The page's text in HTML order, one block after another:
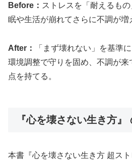
Before： ストレスを「耐えるも
眠や生活が崩れてさらに不調が増
After：
「まず壊れない」を基準
環境調整で守りを固め、不調が来
点を持てる。
『心を壊さない生き方
本書『心を壊さない生き方 超ス